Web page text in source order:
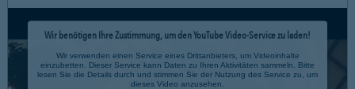
Wir benötigen Ihre Zustimmung, um den YouTube Video-Service zu laden!
Wir verwenden einen Service eines Drittanbieters, um Videoinhalte
einzubetten. Dieser Service kann Daten zu Ihren Aktivitäten sammeln. Bitte
lesen Sie die Details durch und stimmen Sie der Nutzung des Service zu, um
dieses Video anzusehen.